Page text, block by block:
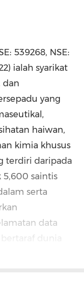
539268, NSE:
ialah syarikat
dan
yang
haiwan,
kimia khusus
terdiri daripada
5,600 saintis
serta
data
dunia
masa